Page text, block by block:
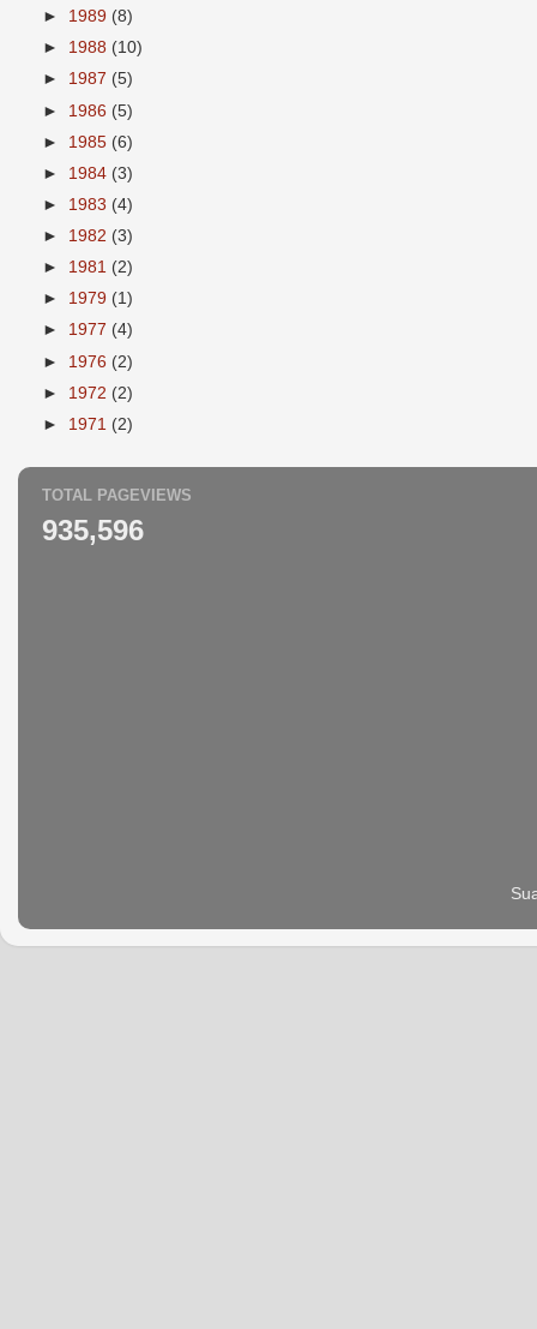
► 1989 (8)
► 1988 (10)
► 1987 (5)
► 1986 (5)
► 1985 (6)
► 1984 (3)
► 1983 (4)
► 1982 (3)
► 1981 (2)
► 1979 (1)
► 1977 (4)
► 1976 (2)
► 1972 (2)
► 1971 (2)
TOTAL PAGEVIEWS
935,596